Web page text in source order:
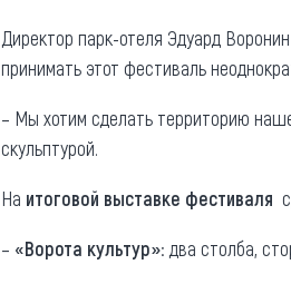
Директор парк-отеля Эдуард
принимать этот фестиваль
– Мы хотим сделать территорию
скульптурой.
На итоговой выставке фестиваля
– «Ворота культур»: два столба,